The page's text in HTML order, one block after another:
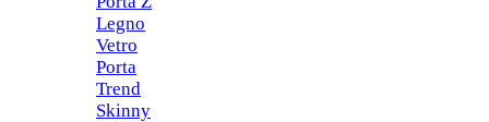
Legno
Vetro
Porta
Trend
Skinny